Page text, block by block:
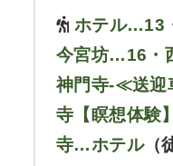
ホテル…13
今宮坊…16・
神門寺-≪送
寺【瞑想体
寺…ホテル（